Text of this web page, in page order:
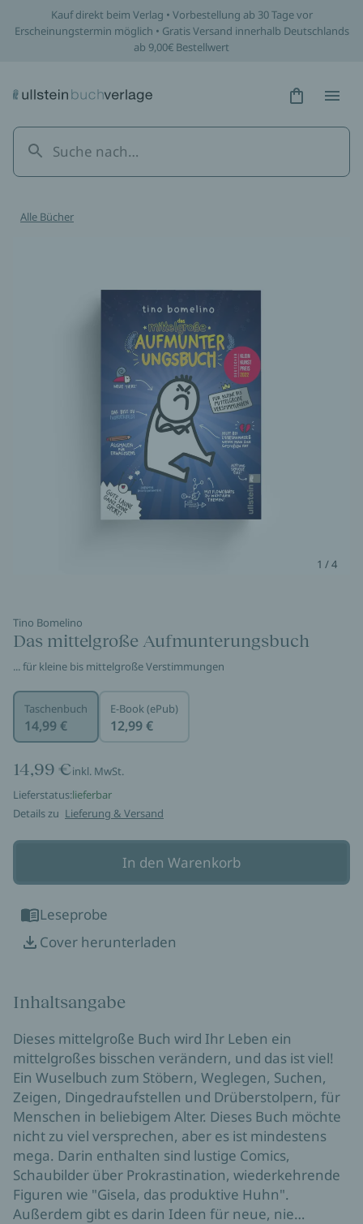
Kauf direkt beim Verlag • Vorbestellung ab 30 Tage vor
Erscheinungstermin möglich • Gratis Versand innerhalb Deutschlands
ab 9,00€ Bestellwert
Hidden
Alle Bücher
1 / 4
Tino Bomelino
Das mittelgroße Aufmunterungsbuch
... für kleine bis mittelgroße Verstimmungen
Taschenbuch
14,99 €
E-Book (ePub)
12,99 €
14,99 €inkl. MwSt.
Lieferstatus:lieferbar
Details zu Lieferung & Versand
In den Warenkorb
Leseprobe
Cover herunterladen
Inhaltsangabe
Dieses mittelgroße Buch wird Ihr Leben ein
mittelgroßes bisschen verändern, und das ist viel!
Ein Wuselbuch zum Stöbern, Weglegen, Suchen,
Zeigen, Dingedraufstellen und Drüberstolpern, für
Menschen in beliebigem Alter. Dieses Buch möchte
nicht zu viel versprechen, aber es ist mindestens
mega. Darin enthalten sind lustige Comics,
Schaubilder über Prokrastination, wiederkehrende
Figuren wie "Gisela, das produktive Huhn".
Außerdem gibt es darin Ideen für neue, nie